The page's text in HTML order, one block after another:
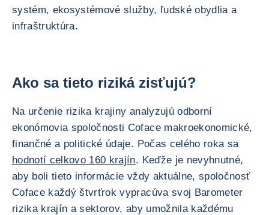
systém, ekosystémové služby, ľudské obydlia a
infraštruktúra.
Ako sa tieto riziká zisťujú?
Na určenie rizika krajiny analyzujú odborní
ekonómovia spoločnosti Coface makroekonomické,
finančné a politické údaje. Počas celého roka sa
hodnotí celkovo 160 krajín. Keďže je nevyhnutné,
aby boli tieto informácie vždy aktuálne, spoločnosť
Coface každý štvrťrok vypracúva svoj Barometer
rizika krajín a sektorov, aby umožnila každému